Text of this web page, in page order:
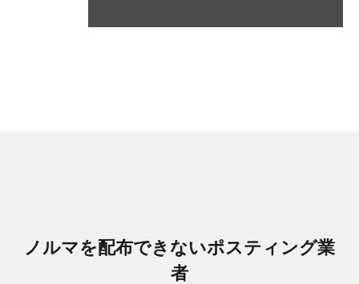
ノルマを配布できないポスティング業
者